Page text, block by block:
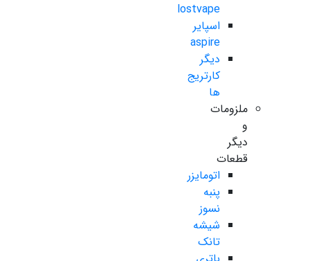
lostvape
اسپایر
aspire
دیگر
کارتریج
ها
ملزومات
و
دیگر
قطعات
اتومایزر
پنبه
نسوز
شیشه
تانک